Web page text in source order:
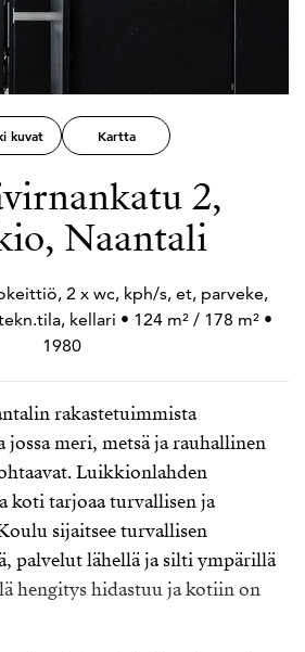
kuvat Kartta
2,
Naantali
2 x wc, kph/s, et, parveke,
kellari • 124 m² / 178 m² •
1980
rakastetuimmista
jossa meri, metsä ja rauhallinen
Luikkionlahden
koti tarjoaa turvallisen ja
sijaitsee turvallisen
palvelut lähellä ja silti ympärillä
hengitys hidastuu ja kotiin on